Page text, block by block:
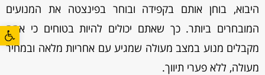
פתח
היבוא, בוחן אותם בקפידה ובוחר בפינצטה את המנועים
המובחרים ביותר. כך שאתם יכולים להיות בטוחים כי אתם
מקבלים מנוע במצב מעולה שמגיע עם אחריות מלאה ובמחיר
מעולה, ללא פערי תיווך.